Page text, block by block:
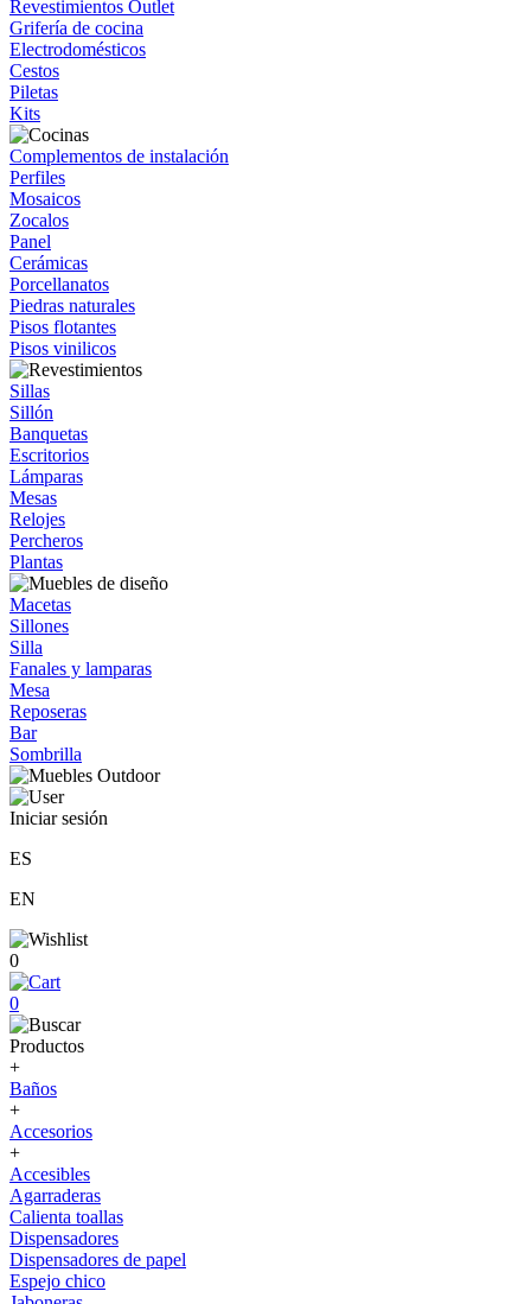
Revestimientos Outlet
Grifería de cocina
Electrodomésticos
Cestos
Piletas
Kits
Complementos de instalación
Perfiles
Mosaicos
Zocalos
Panel
Cerámicas
Porcellanatos
Piedras naturales
Pisos flotantes
Pisos vinilicos
Sillas
Sillón
Banquetas
Escritorios
Lámparas
Mesas
Relojes
Percheros
Plantas
Macetas
Sillones
Silla
Fanales y lamparas
Mesa
Reposeras
Bar
Sombrilla
Iniciar sesión
ES
EN
0
0
Productos
+
Baños
+
Accesorios
+
Accesibles
Agarraderas
Calienta toallas
Dispensadores
Dispensadores de papel
Espejo chico